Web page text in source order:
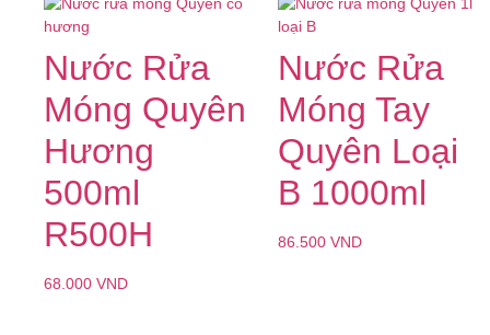
Nước Rửa
Móng Quyên
Hương
500ml
R500H
68.000 VND
Nước Rửa
Móng Tay
Quyên Loại
B 1000ml
86.500 VND